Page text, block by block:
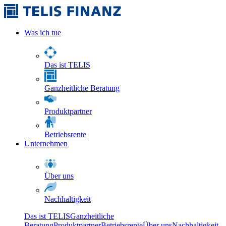
Was ich tue
Das ist TELIS
Ganzheitliche Beratung
Produktpartner
Betriebsrente
Unternehmen
Über uns
Nachhaltigkeit
Das ist TELISGanzheitliche